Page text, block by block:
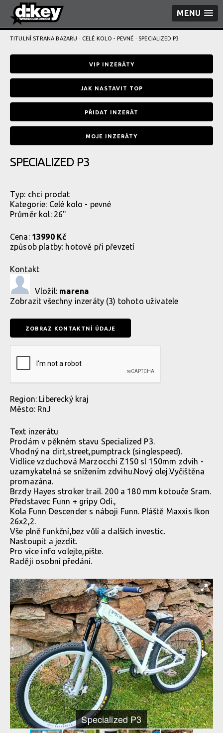
MENU
TITULNÍ STRANA BAZARU · CELÉ KOLO - PEVNÉ · SPECIALIZED P3
VIP INZERÁTY
JAK NASTAVIT TOP
PŘIDAT INZERÁT
MOJE INZERÁTY
SPECIALIZED P3
Typ: chci prodat
Kategorie: Celé kolo - pevné
Průměr kol: 26"
Cena: 13990 Kč
způsob platby: hotově při převzetí
Kontakt
Vložil: marena
Zobrazitvšechny inzeráty (3) tohoto uživatele
Region: Liberecký kraj
Město: RnJ
Text inzerátu
Prodám v pěkném stavu Specialized P3.
Vhodný na dirt,street,pumptrack (singlespeed).
Vidlice vzduchová Marzocchi Z150 sl 150mm zdvih -
uzamykatelná se snížením zdvihu.Nový olej.Vyčištěna
promazána.
Brzdy Hayes stroker trail. 200 a 180 mm kotouče Sram.
Představec Funn + gripy Odi.,
Kola Funn Descender s náboji Funn. Pláště Maxxis Ikon
26x2,2.
Vše plně funkční,bez vůlí a dalších investic.
Nastoupit a jezdit.
Pro více info volejte,pište.
Raději osobní předání.
Specialized P3